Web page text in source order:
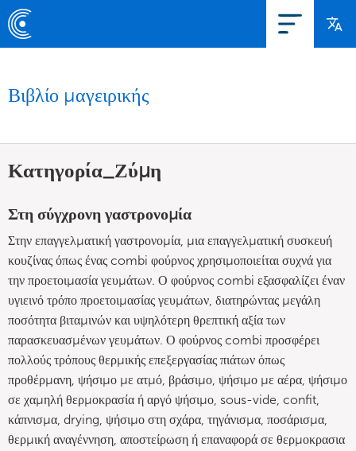
Βιβλίο μαγειρικής
Κατηγορία_Ζύμη
Στη σύγχρονη γαστρονομία
Στην επαγγελματική γαστρονομία, μια επαγγελματική συσκευή
κουζίνας όπως ένας combi φούρνος χρησιμοποιείται συχνά για
την προετοιμασία γευμάτων. Ο φούρνος combi εξασφαλίζει έναν
υγιεινό τρόπο προετοιμασίας γευμάτων, διατηρώντας μεγάλη
ποσότητα βιταμινών και υψηλότερη θρεπτική αξία των
παρασκευασμένων γευμάτων. Ο φούρνος combi προσφέρει
πολλούς τρόπους θερμικής επεξεργασίας πιάτων όπως
προθέρμανη, ψήσιμο με ατμό, βράσιμο, ψήσιμο με αέρα, ψήσιμο
σε χαμηλή θερμοκρασία ή αργό ψήσιμο, sous-vide, confit,
κάπνισμα, drying, ψήσιμο στη σχάρα, τηγάνισμα, ποσάρισμα,
θερμική αναγέννηση, αποστείρωση ή επαναφορά σε θερμοκρασια